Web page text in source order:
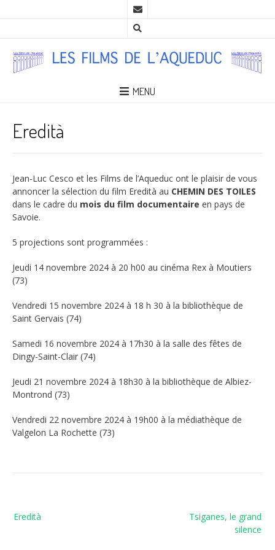
MENU
Eredità
Jean-Luc Cesco et les Films de l’Aqueduc ont le plaisir de vous
annoncer la sélection du film Eredità au CHEMIN DES TOILES
dans le cadre du mois du film documentaire en pays de
Savoie.
5 projections sont programmées :
Jeudi 14 novembre 2024 à 20 h00 au cinéma Rex à Moutiers
(73)
Vendredi 15 novembre 2024 à 18 h 30 à la bibliothèque de
Saint Gervais (74)
Samedi 16 novembre 2024 à 17h30 à la salle des fêtes de
Dingy-Saint-Clair (74)
Jeudi 21 novembre 2024 à 18h30 à la bibliothèque de Albiez-
Montrond (73)
Vendredi 22 novembre 2024 à 19h00 à la médiathèque de
Valgelon La Rochette (73)
de
Tsiganes, le grand
silence
Eredità